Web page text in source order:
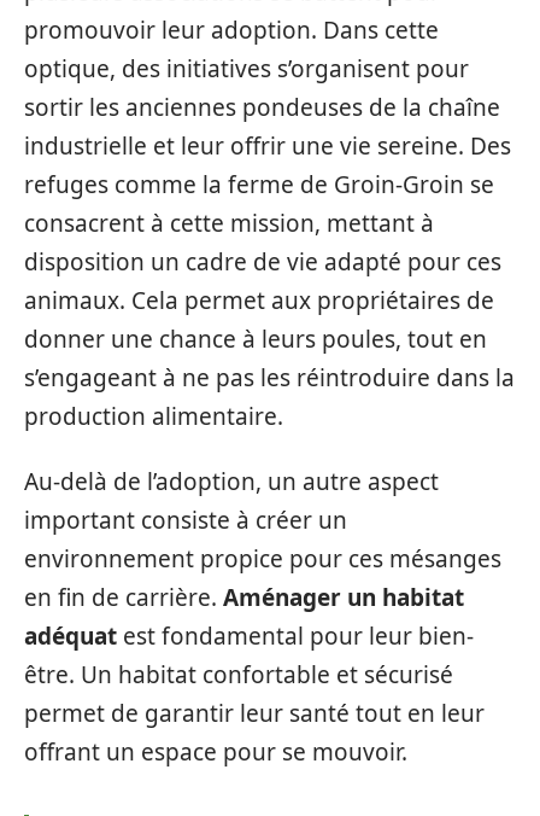
promouvoir leur adoption. Dans cette
optique, des initiatives s’organisent pour
sortir les anciennes pondeuses de la chaîne
industrielle et leur offrir une vie sereine. Des
refuges comme la ferme de Groin-Groin se
consacrent à cette mission, mettant à
disposition un cadre de vie adapté pour ces
animaux. Cela permet aux propriétaires de
donner une chance à leurs poules, tout en
s’engageant à ne pas les réintroduire dans la
production alimentaire.
Au-delà de l’adoption, un autre aspect
important consiste à créer un
environnement propice pour ces mésanges
en fin de carrière. Aménager un habitat
adéquat est fondamental pour leur bien-
être. Un habitat confortable et sécurisé
permet de garantir leur santé tout en leur
offrant un espace pour se mouvoir.